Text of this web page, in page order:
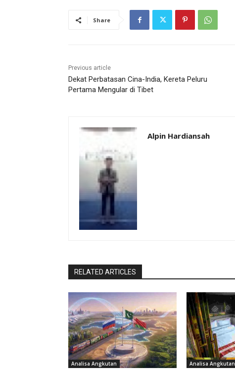
Share
Previous article
Dekat Perbatasan Cina-India, Kereta Peluru
Pertama Mengular di Tibet
Alpin Hardiansah
RELATED ARTICLES
Analisa Angkutan Analisa Angkutan